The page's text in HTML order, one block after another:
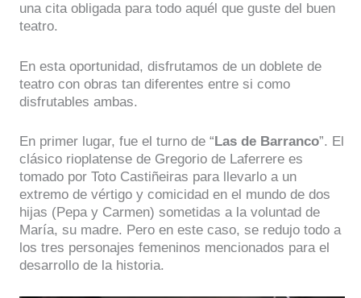
una cita obligada para todo aquél que guste del buen
teatro.
En esta oportunidad, disfrutamos de un doblete de
teatro con obras tan diferentes entre si como
disfrutables ambas.
En primer lugar, fue el turno de “Las de Barranco”. El
clásico rioplatense de Gregorio de Laferrere es
tomado por Toto Castiñeiras para llevarlo a un
extremo de vértigo y comicidad en el mundo de dos
hijas (Pepa y Carmen) sometidas a la voluntad de
María, su madre. Pero en este caso, se redujo todo a
los tres personajes femeninos mencionados para el
desarrollo de la historia.